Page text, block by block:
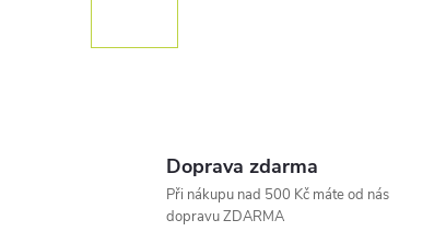
Doprava zdarma
Při nákupu nad 500 Kč máte od nás
dopravu ZDARMA